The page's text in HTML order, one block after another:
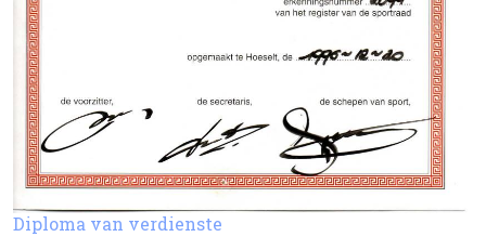
Diploma van verdienste